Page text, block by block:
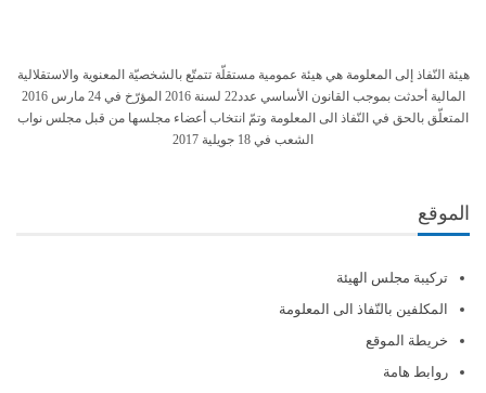
هيئة النّفاذ إلى المعلومة هي هيئة عمومية مستقلّة تتمتّع بالشخصيّة المعنوية والاستقلالية
المالية أحدثت بموجب القانون الأساسي عدد22 لسنة 2016 المؤرّخ في 24 مارس 2016
المتعلّق بالحق في النّفاذ الى المعلومة وتمّ انتخاب أعضاء مجلسها من قبل مجلس نواب
الشعب في 18 جويلية 2017
الموقع
تركيبة مجلس الهيئة
المكلفين بالنّفاذ الى المعلومة
خريطة الموقع
روابط هامة